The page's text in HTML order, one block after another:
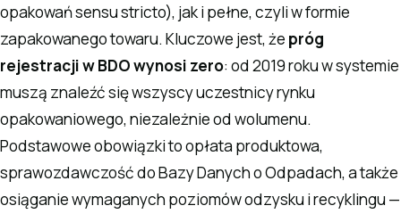
opakowań sensu stricto), jak i pełne, czyli w formie
zapakowanego towaru. Kluczowe jest, że próg
rejestracji w BDO wynosi zero: od 2019 roku w systemie
muszą znaleźć się wszyscy uczestnicy rynku
opakowaniowego, niezależnie od wolumenu.
Podstawowe obowiązki to opłata produktowa,
sprawozdawczość do Bazy Danych o Odpadach, a także
osiąganie wymaganych poziomów odzysku i recyklingu —